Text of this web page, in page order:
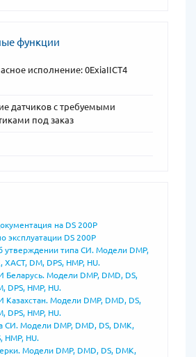
функции
исполнение: 0ExiaIICT4
датчиков с требуемыми
под заказ
на DS 200P
эксплуатации DS 200P
утверждении типа СИ. Модели DMP,
DM, DPS, HMP, HU.
Беларусь. Модели DMP, DMD, DS,
DPS, HMP, HU.
Казахстан. Модели DMP, DMD, DS,
DPS, HMP, HU.
СИ. Модели DMP, DMD, DS, DMK,
HMP, HU.
Модели DMP, DMD, DS, DMK,